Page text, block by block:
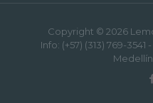
Copyright © 2026
Info: (+57) (313) 769-